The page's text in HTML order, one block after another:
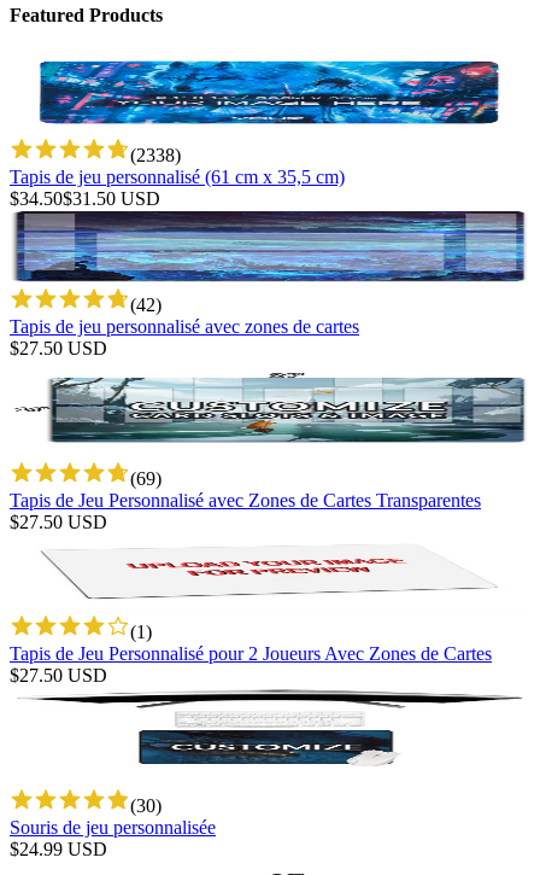
Featured Products
(2338)
Tapis de jeu personnalisé (61 cm x 35,5 cm)
$34.50$31.50 USD
(42)
Tapis de jeu personnalisé avec zones de cartes
$27.50 USD
(69)
Tapis de Jeu Personnalisé avec Zones de Cartes Transparentes
$27.50 USD
(1)
Tapis de Jeu Personnalisé pour 2 Joueurs Avec Zones de Cartes
$27.50 USD
(30)
Souris de jeu personnalisée
$24.99 USD